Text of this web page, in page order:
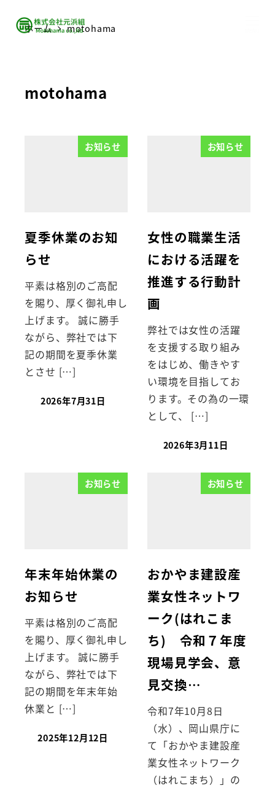
ホーム motohama
motohama
お知らせ
夏季休業のお知
らせ
平素は格別のご高配
を賜り、厚く御礼申し
上げます。 誠に勝手
ながら、弊社では下
記の期間を夏季休業
とさせ […]
2026年7月31日
お知らせ
女性の職業生活
における活躍を
推進する行動計
画
弊社では女性の活躍
を支援する取り組み
をはじめ、働きやす
い環境を目指してお
ります。その為の一環
として、 […]
2026年3月11日
お知らせ
年末年始休業の
お知らせ
平素は格別のご高配
を賜り、厚く御礼申し
上げます。 誠に勝手
ながら、弊社では下
記の期間を年末年始
休業と […]
2025年12月12日
お知らせ
おかやま建設産
業女性ネットワ
ーク(はれこま
ち) 令和７年度
現場見学会、意
見交換…
令和7年10月8日
（水）、岡山県庁に
て「おかやま建設産
業女性ネットワーク
（はれこまち）」の